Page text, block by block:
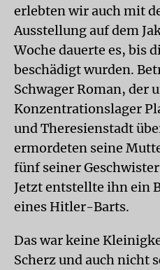
erlebten wir auch mit
Ausstellung auf dem
Woche dauerte es, bis
beschädigt wurden.
Schwager Roman, der
Konzentrationslager
und Theresienstadt
ermordeten seine
fünf seiner
Jetzt entstellte ihn ein
eines Hitler-Barts.
Das war keine
Scherz und auch nicht